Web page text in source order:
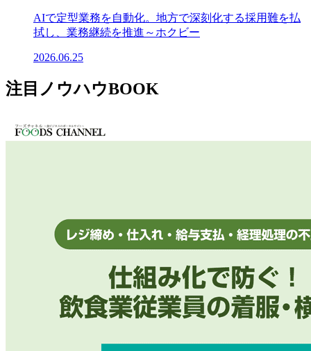
AIで定型業務を自動化。地方で深刻化する採用難を払
拭し、業務継続を推進～ホクビー
2026.06.25
注目ノウハウBOOK